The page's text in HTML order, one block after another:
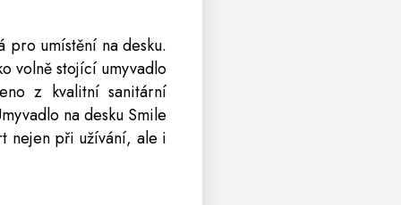
pro umístění na desku.
volně stojící umyvadlo
z kvalitní sanitární
na desku Smile
nejen při užívání, ale i